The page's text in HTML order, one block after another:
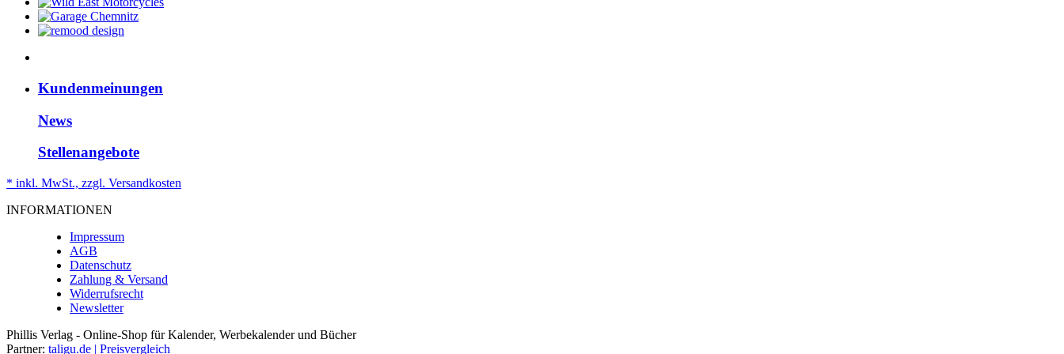
Kundenmeinungen
News
Stellenangebote
* inkl. MwSt., zzgl. Versandkosten
INFORMATIONEN
Impressum
AGB
Datenschutz
Zahlung & Versand
Widerrufsrecht
Newsletter
Phillis Verlag - Online-Shop für Kalender, Werbekalender und Bücher
Partner: taligu.de | Preisvergleich